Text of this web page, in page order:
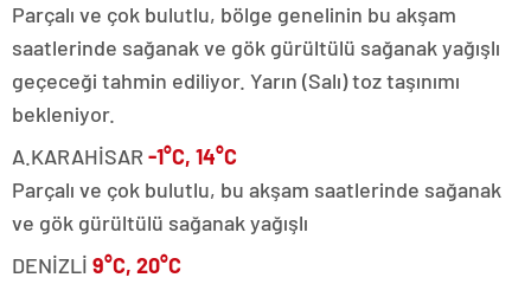
Parçalı ve çok bulutlu, bölge genelinin bu akşam
saatlerinde sağanak ve gök gürültülü sağanak yağışlı
geçeceği tahmin ediliyor. Yarın (Salı) toz taşınımı
bekleniyor.
A.KARAHİSAR -1°C, 14°C
Parçalı ve çok bulutlu, bu akşam saatlerinde sağanak
ve gök gürültülü sağanak yağışlı
DENİZLİ 9°C, 20°C